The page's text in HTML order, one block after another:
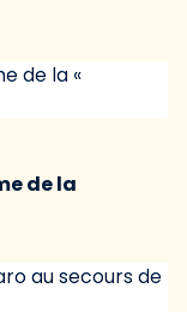
de la